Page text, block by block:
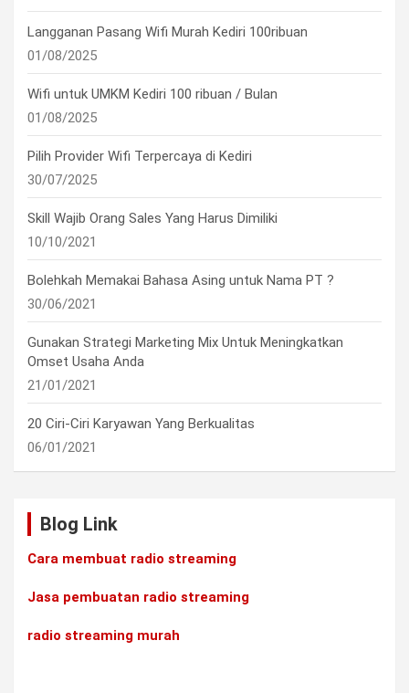
Langganan Pasang Wifi Murah Kediri 100ribuan
01/08/2025
Wifi untuk UMKM Kediri 100 ribuan / Bulan
01/08/2025
Pilih Provider Wifi Terpercaya di Kediri
30/07/2025
Skill Wajib Orang Sales Yang Harus Dimiliki
10/10/2021
Bolehkah Memakai Bahasa Asing untuk Nama PT ?
30/06/2021
Gunakan Strategi Marketing Mix Untuk Meningkatkan
Omset Usaha Anda
21/01/2021
20 Ciri-Ciri Karyawan Yang Berkualitas
06/01/2021
Blog Link
Cara membuat radio streaming
Jasa pembuatan radio streaming
radio streaming murah